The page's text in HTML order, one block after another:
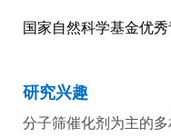
国家自然科学基金优
研究兴趣
分子筛催化剂为主的